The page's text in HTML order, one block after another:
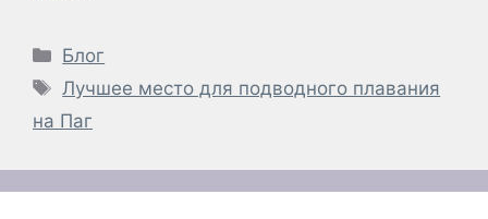
Рубрики
Блог
Метки
Лучшее место для подводного плавания
на Паг